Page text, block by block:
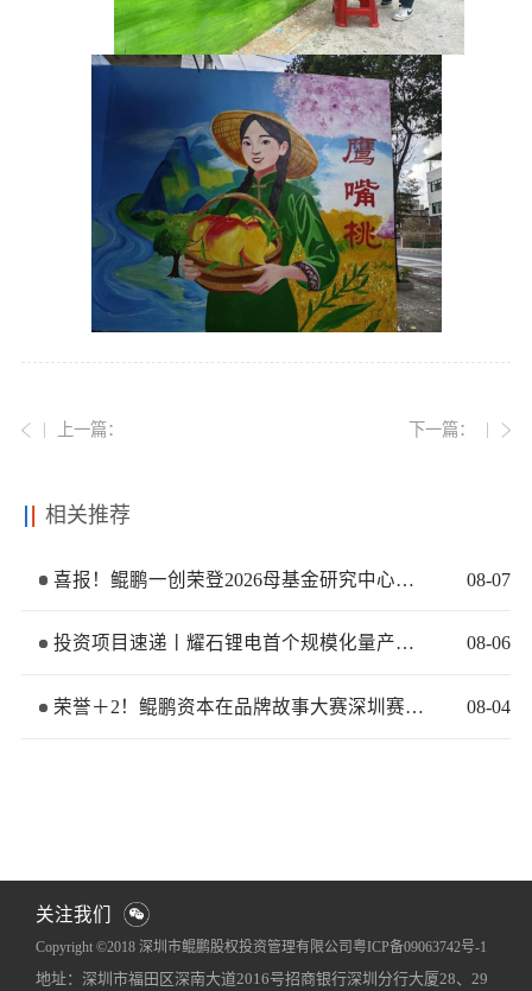
上一篇： 下一篇：
相关推荐
喜报！鲲鹏一创荣登2026母基金研究中心两大榜单 08-07
投资项目速递丨耀石锂电首个规模化量产基地签约落地 08-06
荣誉＋2！鲲鹏资本在品牌故事大赛深圳赛区再获佳绩 08-04
关注我们
Copyright ©2018 深圳市鲲鹏股权投资管理有限公司 粤ICP备09063742号-1
网站地图犀牛云提供企业云服务
地址：深圳市福田区深南大道2016号招商银行深圳分行大厦28、29